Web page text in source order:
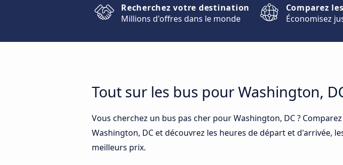
Recherchez votre destination
Millions d'offres dans le monde
Comparez
Économisez
Tout sur les bus pour Washington,
Vous cherchez un bus pas cher pour Washington, DC ?
Washington, DC et découvrez les heures de départ et d'arrivée,
meilleurs prix.